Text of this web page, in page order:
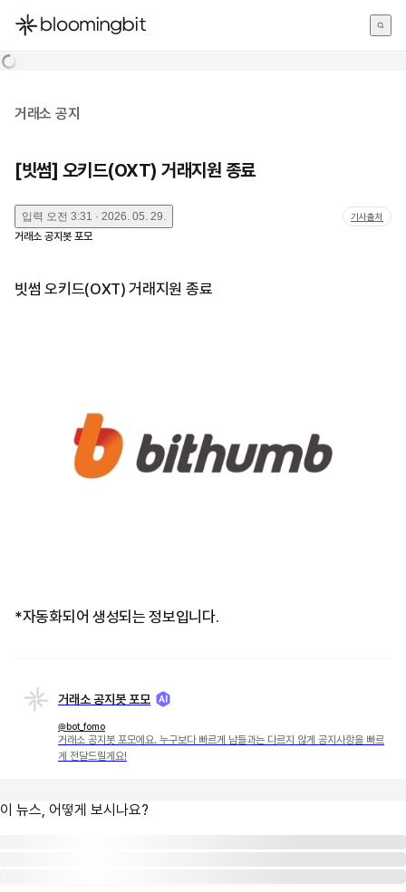
한국어
거래소 공지
[빗썸] 오키드(OXT) 거래지원 종료
입력 오전 3:31 · 2026. 05. 29. 기사출처
거래소 공지봇 포모
빗썸 오키드(OXT) 거래지원 종료
*자동화되어 생성되는 정보입니다.
거래소 공지봇 포모
@bot_fomo
거래소 공지봇 포모에요. 누구보다 빠르게 남들과는 다르지 않게 공지사항을 빠르
게 전달드릴게요!
이 뉴스, 어떻게 보시나요?